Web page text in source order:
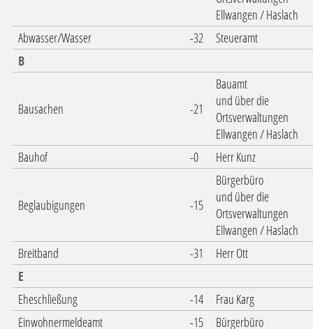
Ellwangen / Haslach
Abwasser/Wasser
-32
Steueramt
B
Bausachen -21
Bauamt
und über die
Ortsverwaltungen
Ellwangen / Haslach
Bauhof
-0 Herr Kunz
Beglaubigungen -15
Bürgerbüro
und über die
Ortsverwaltungen
Ellwangen / Haslach
Breitband
-31
Herr Ott
E
Eheschließung
-14
Frau Karg
Einwohnermeldeamt
-15 Bürgerbüro